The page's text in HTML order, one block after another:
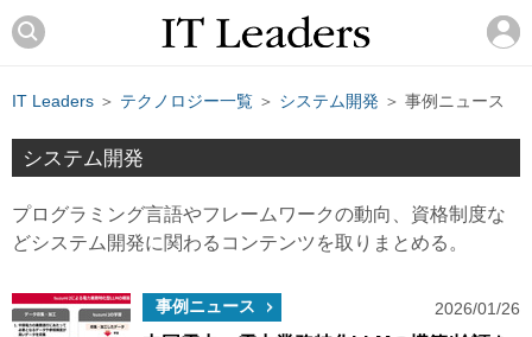
IT Leaders ＞ テクノロジー一覧 ＞ システム開発 ＞ 事例ニュース
システム開発
プログラミング言語やフレームワークの動向、資格制度な
どシステム開発に関わるコンテンツを取りまとめる。
事例ニュース 2026/01/26